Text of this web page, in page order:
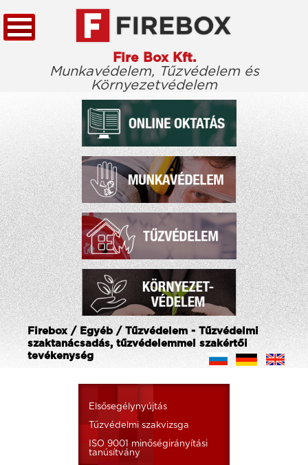
Fire Box Kft.
Munkavédelem, Tűzvédelem és
Környezetvédelem
KEZDŐLAP
TÖRVÉNYTÁR
CÉGÜNKRŐL
KIEMELT ÜGYFELEINK
ELÉRHETŐSÉG
Firebox / Egyéb / Tűzvédelem - Tűzvédelmi
szaktanácsadás, tűzvédelemmel szakértői
tevékenység
Elsősegélynyújtás
Tűzvédelmi szakvizsga
ISO 9001 minőségirányítási
tanúsítvány